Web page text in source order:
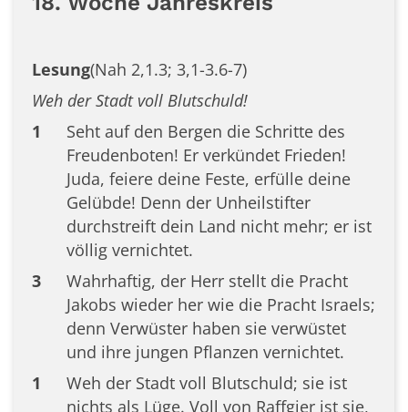
Lesung(Nah 2,1.3; 3,1-3.6-7)
Weh der Stadt voll Blutschuld!
1
Seht auf den Bergen die Schritte des
Freudenboten! Er verkündet Frieden!
Juda, feiere deine Feste, erfülle deine
Gelübde! Denn der Unheilstifter
durchstreift dein Land nicht mehr; er ist
völlig vernichtet.
3
Wahrhaftig, der Herr stellt die Pracht
Jakobs wieder her wie die Pracht Israels;
denn Verwüster haben sie verwüstet
und ihre jungen Pflanzen vernichtet.
1
Weh der Stadt voll Blutschuld; sie ist
nichts als Lüge. Voll von Raffgier ist sie,